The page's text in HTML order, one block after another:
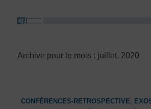
Archive pour le mois : juillet, 2020
CONFÉRENCES-RETROSPECTIVE,